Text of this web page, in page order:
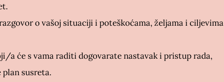
o vašoj situaciji i poteškoćama, željama i ciljevima
a će s vama raditi dogovarate nastavak i pristup rada,
susreta.